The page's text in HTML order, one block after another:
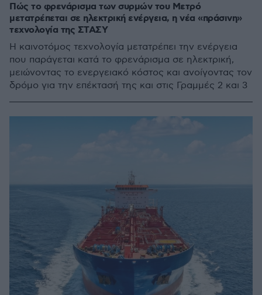
Πώς το φρενάρισμα των συρμών του Μετρό
μετατρέπεται σε ηλεκτρική ενέργεια, η νέα «πράσινη»
τεχνολογία της ΣΤΑΣΥ
Η καινοτόμος τεχνολογία μετατρέπει την ενέργεια
που παράγεται κατά το φρενάρισμα σε ηλεκτρική,
μειώνοντας το ενεργειακό κόστος και ανοίγοντας τον
δρόμο για την επέκτασή της και στις Γραμμές 2 και 3